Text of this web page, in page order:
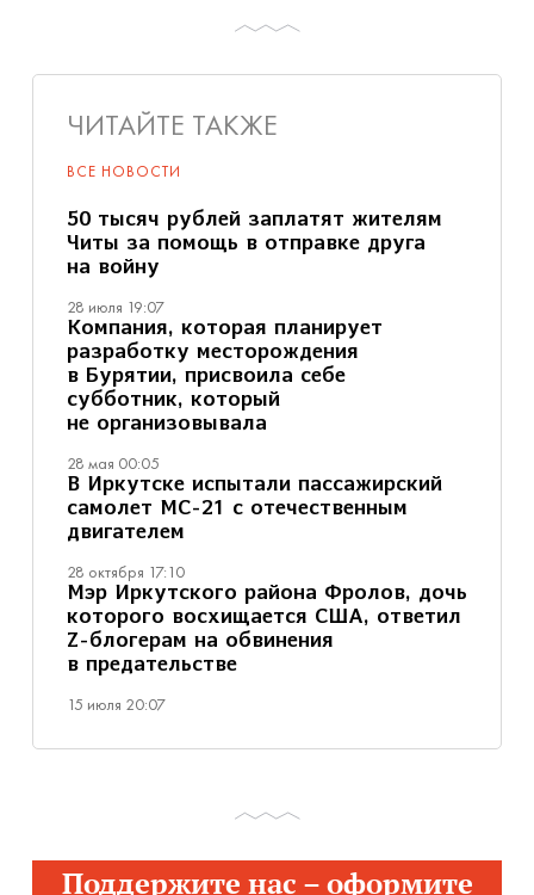
ЧИТАЙТЕ ТАКЖЕ
ВСЕ НОВОСТИ
50 тысяч рублей заплатят жителям
Читы за помощь в отправке друга
на войну
28 июля 19:07
Компания, которая планирует
разработку месторождения
в Бурятии, присвоила себе
субботник, который
не организовывала
28 мая 00:05
В Иркутске испытали пассажирский
самолет МС-21 с отечественным
двигателем
28 октября 17:10
Мэр Иркутского района Фролов, дочь
которого восхищается США, ответил
Z-блогерам на обвинения
в предательстве
15 июля 20:07
Поддержите нас – оформите